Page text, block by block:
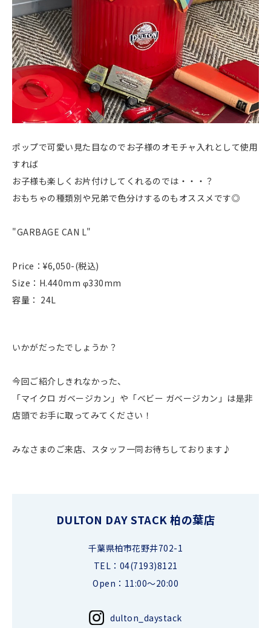
ポップで可愛い見た目なのでお子様のオモチャ入れとして使用
すれば
お子様も楽しくお片付けしてくれるのでは・・・？
おもちゃの種類別や兄弟で色分けするのもオススメです◎
"GARBAGE CAN L"
Price：¥6,050-(税込)
Size：H.440mm φ330mm
容量： 24L
いかがだったでしょうか？
今回ご紹介しきれなかった、
「マイクロ ガベージカン」や「ベビー ガベージカン」は是非
店頭でお手に取ってみてください！
みなさまのご来店、スタッフ一同お待ちしております♪
DULTON DAY STACK 柏の葉店
千葉県柏市花野井702-1
TEL：04(7193)8121
Open：11:00～20:00
dulton_daystack